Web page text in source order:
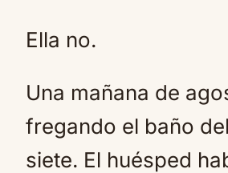
Ella no.
Una mañana de
fregando el baño
siete. El huésped